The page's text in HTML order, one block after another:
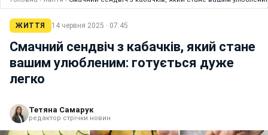
ЖИТТЯ 14 червня 2025 · 07:45
Смачний сендвіч з кабачків, який стане
вашим улюбленим: готується дуже
легко
Тетяна Самарук
редактор стрічки новин